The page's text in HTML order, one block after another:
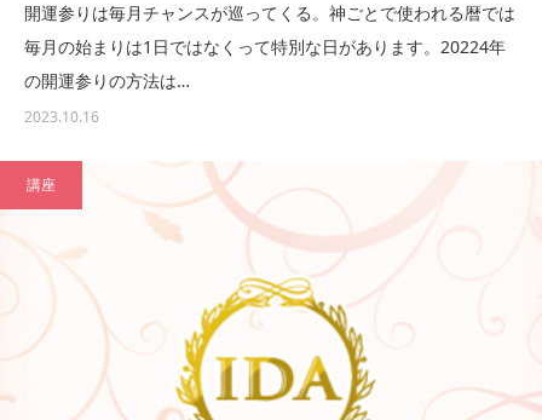
開運参りは毎月チャンスが巡ってくる。神ごとで使われる暦では
毎月の始まりは1日ではなくって特別な日があります。20224年
の開運参りの方法は…
2023.10.16
講座